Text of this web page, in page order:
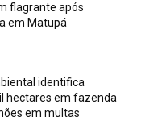
flagrante após
em Matupá
identifica
hectares em fazenda
em multas